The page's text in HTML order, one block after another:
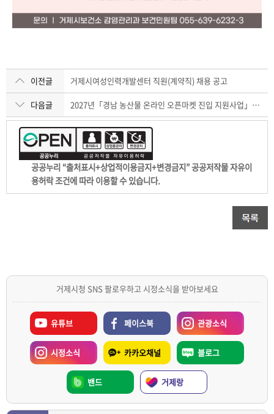
이전글 거제시여성인력개발센터 직원(계약직) 채용 공고
다음글 2027년「경남 농산물 온라인 오픈마켓 진입 지원사업」수요조사
공공누리 “출처표시+상업적이용금지+변경금지” 공공저작물 자유이
용허락 조건에 따라 이용할 수 있습니다.
거제시청 SNS 팔로우하고 시정소식을 받아보세요
유튜브 페이스북 관광소식
시정소식 카카오채널 블로그
밴드 거제랑